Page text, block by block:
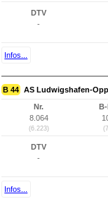
DTV
-
Infos...
B 44 AS Ludwigshafen-
Nr.
8.064
(6.223)
DTV
-
Infos...